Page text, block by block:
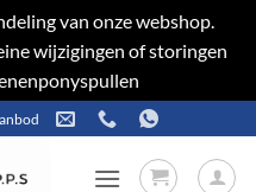
van onze webshop.
wijzigingen of storingen